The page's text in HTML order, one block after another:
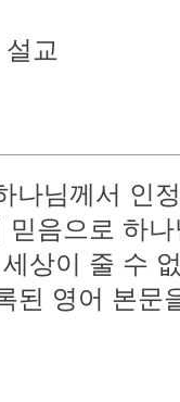
교
나님께서 인
음으로 하
상이 줄 수
된 영어 본문